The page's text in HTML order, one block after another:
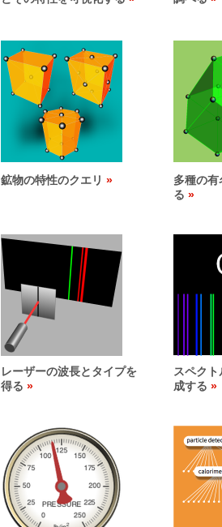
鉱物の特性のクエリ
多種の
る
レーザーの波長とタイプを
得る
スペク
成する